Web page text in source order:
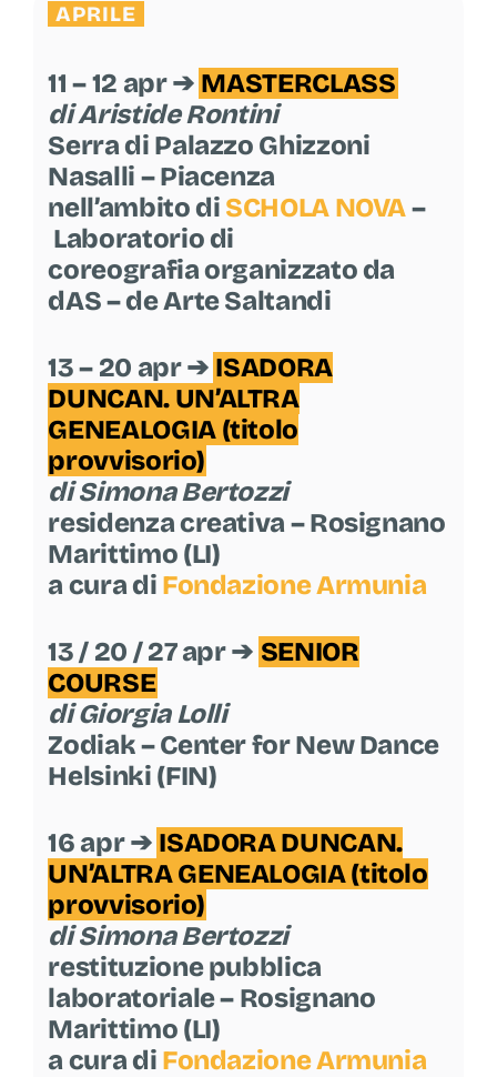
APRILE
11 – 12 apr ➔ MASTERCLASS
di Aristide Rontini
Serra di Palazzo Ghizzoni
Nasalli – Piacenza
nell’ambito di SCHOLA NOVA–
Laboratorio di
coreografia organizzato da
dAS – de Arte Saltandi
13 – 20 apr ➔ ISADORA
DUNCAN. UN’ALTRA
GENEALOGIA (titolo
provvisorio)
di Simona Bertozzi
residenza creativa – Rosignano
Marittimo (LI)
a cura di Fondazione Armunia
13 / 20 / 27 apr ➔ SENIOR
COURSE
di Giorgia Lolli
Zodiak – Center for New Dance
Helsinki (FIN)
16 apr ➔ ISADORA DUNCAN.
UN’ALTRA GENEALOGIA (titolo
provvisorio)
di Simona Bertozzi
restituzione pubblica
laboratoriale – Rosignano
Marittimo (LI)
a cura di Fondazione Armunia